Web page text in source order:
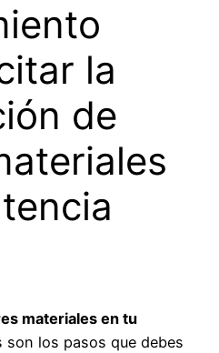
la
de
materiales en tu
son los pasos que debes